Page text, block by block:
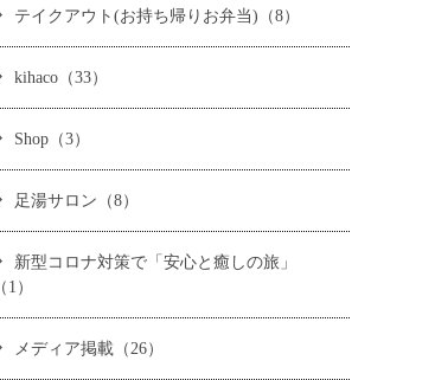
テイクアウト(お持ち帰りお弁当)（8）
kihaco（33）
Shop（3）
足湯サロン（8）
新型コロナ対策で「安心と癒しの旅」
（1）
メディア掲載（26）